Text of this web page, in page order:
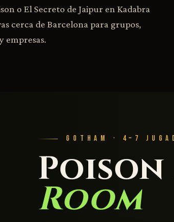
o El Secreto de Jaipur en Kadabra
cerca de Barcelona para grupos,
empresas.
GOTHAM · 4–7
Poison
Room